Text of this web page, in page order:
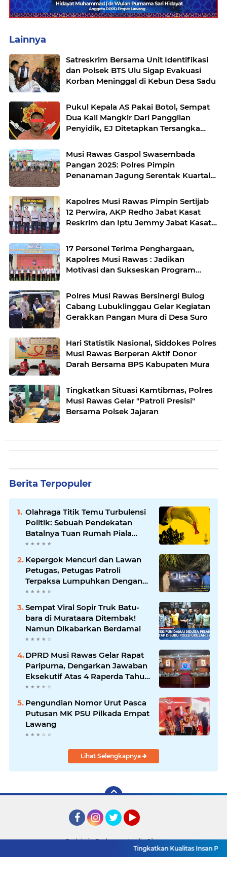
Lainnya
Satreskrim Bersama Unit Identifikasi
dan Polsek BTS Ulu Sigap Evakuasi
Korban Meninggal di Kebun Desa Sadu
Pukul Kepala AS Pakai Botol, Sempat
Dua Kali Mangkir Dari Panggilan
Penyidik, EJ Ditetapkan Tersangka
Musi Rawas Gaspol Swasembada
Pangan 2025: Polres Pimpin
Penanaman Jagung Serentak Kuartal
Kapolres Musi Rawas Pimpin Sertijab
12 Perwira, AKP Redho Jabat Kasat
Reskrim dan Iptu Jemmy Jabat Kasat
17 Personel Terima Penghargaan,
Kapolres Musi Rawas : Jadikan
Motivasi dan Sukseskan Program
Polres Musi Rawas Bersinergi Bulog
Cabang Lubuklinggau Gelar Kegiatan
Gerakkan Pangan Mura di Desa Suro
Hari Statistik Nasional, Siddokes Polres
Musi Rawas Berperan Aktif Donor
Darah Bersama BPS Kabupaten Mura
Tingkatkan Situasi Kamtibmas, Polres
Musi Rawas Gelar "Patroli Presisi"
Bersama Polsek Jajaran
Berita Terpopuler
Olahraga Titik Temu Turbulensi
Politik: Sebuah Pendekatan
Batalnya Tuan Rumah Piala
Dunia U-20
Kepergok Mencuri dan Lawan
Petugas, Petugas Patroli
Terpaksa Lumpuhkan Dengan
Peluru Karet
Sempat Viral Sopir Truk Batu-
bara di Murataara Ditembak!
Namun Dikabarkan Berdamai
DPRD Musi Rawas Gelar Rapat
Paripurna, Dengarkan Jawaban
Eksekutif Atas 4 Raperda Tahun
2026
Pengundian Nomor Urut Pasca
Putusan MK PSU Pilkada Empat
Lawang
Lihat Selengkapnya
Redaksi
Pedoman Media Siber
Tingkatkan Kualitas Insan Pers,
2026 Detik TV Sumsel